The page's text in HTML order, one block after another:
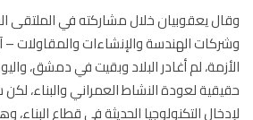
يعقوبيان خلال مشاركته في الملتقى الدولي
لم أغادر البلاد وبقيت في دمشق،
لعودة النشاط العمراني والبناء، لكن
التكنولوجيا الحديثة في قطاع البناء، وهو